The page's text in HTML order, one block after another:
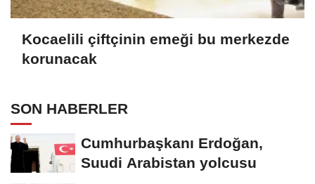
Kocaelili çiftçinin emeği bu merkezde
korunacak
SON HABERLER
Cumhurbaşkanı Erdoğan,
Suudi Arabistan yolcusu